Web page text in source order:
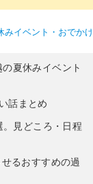
みイベント・おでか
夏休みイベント
話まとめ
。見どころ・日程
るおすすめの過